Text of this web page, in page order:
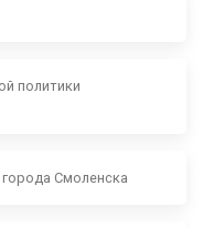
политики
Смоленска